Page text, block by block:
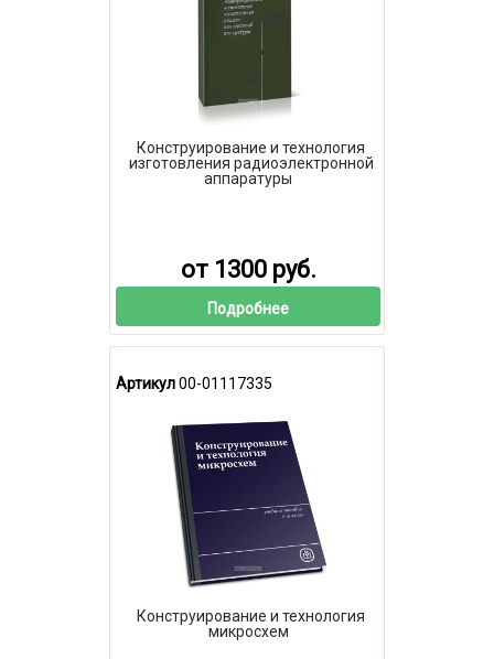
Конструирование и технология
изготовления радиоэлектронной
аппаратуры
от 1300 руб.
Подробнее
Артикул00-01117335
Конструирование и технология
микросхем